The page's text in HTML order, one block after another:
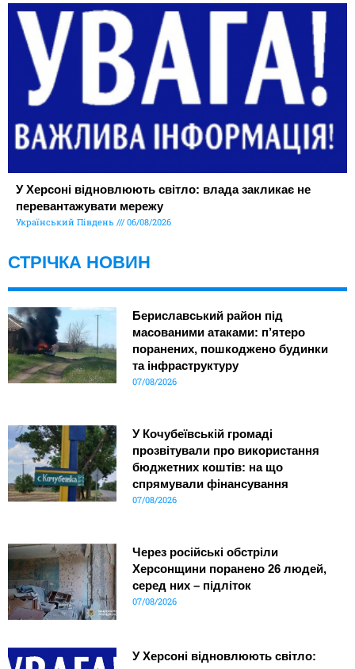
У Херсоні відновлюють світло: влада закликає не
перевантажувати мережу
Український Південь 06/08/2026
СТРІЧКА НОВИН
Бериславський район під
масованими атаками: п’ятеро
поранених, пошкоджено будинки
та інфраструктуру
07/08/2026
У Кочубеївській громаді
прозвітували про використання
бюджетних коштів: на що
спрямували фінансування
07/08/2026
Через російські обстріли
Херсонщини поранено 26 людей,
серед них – підліток
07/08/2026
У Херсоні відновлюють світло: